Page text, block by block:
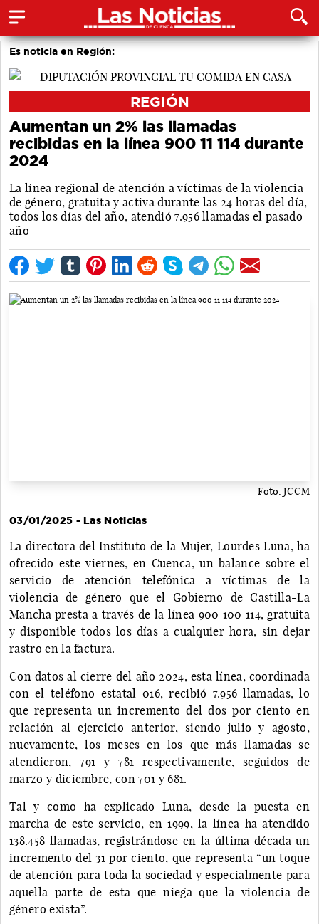
Es noticia en Región:
REGIÓN
Aumentan un 2% las llamadas
recibidas en la línea 900 11 114 durante
2024
La línea regional de atención a víctimas de la violencia
de género, gratuita y activa durante las 24 horas del día,
todos los días del año, atendió 7.956 llamadas el pasado
año
Foto: JCCM
03/01/2025 - Las Noticias
La directora del Instituto de la Mujer, Lourdes Luna, ha
ofrecido este viernes, en Cuenca, un balance sobre el
servicio de atención telefónica a víctimas de la
violencia de género que el Gobierno de Castilla-La
Mancha presta a través de la línea 900 100 114, gratuita
y disponible todos los días a cualquier hora, sin dejar
rastro en la factura.
Con datos al cierre del año 2024, esta línea, coordinada
con el teléfono estatal 016, recibió 7.956 llamadas, lo
que representa un incremento del dos por ciento en
relación al ejercicio anterior, siendo julio y agosto,
nuevamente, los meses en los que más llamadas se
atendieron, 791 y 781 respectivamente, seguidos de
marzo y diciembre, con 701 y 681.
Tal y como ha explicado Luna, desde la puesta en
marcha de este servicio, en 1999, la línea ha atendido
138.458 llamadas, registrándose en la última década un
incremento del 31 por ciento, que representa “un toque
de atención para toda la sociedad y especialmente para
aquella parte de esta que niega que la violencia de
género exista”.